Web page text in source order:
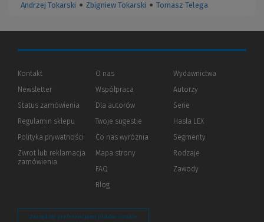
Andrzej Tokarski ● Zbigniew Tokarski ● Tomasz Telega
Kontakt
Newsletter
Status zamówienia
Regulamin sklepu
Polityka prywatności (Nowe
(Link
innej
Zwrot lub reklamacja
zamówienia
O nas
Współpraca
Dla autorów(Nowe
(Link
innej
strony)
Twoje sugestie
Co nas wyróżnia
Mapa strony
FAQ
Blog
Wydawnictwa
Autorzy
Serie
Hasła LEX
Segmenty
Rodzaje
Zawody
Zarządzaj preferencjami plików cookie